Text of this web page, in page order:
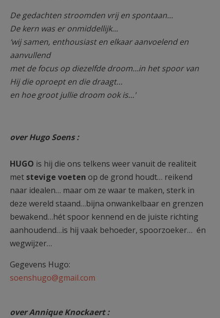
De gedachten stroomden vrij en spontaan…
De kern was er onmiddellijk…
‘wij samen, enthousiast en elkaar aanvoelend en
aanvullend
met de focus op diezelfde droom…in het spoor van
Hij die oproept en die draagt…
en hoe groot jullie droom ook is…'
over Hugo Soens :
HUGO is hij die ons telkens weer vanuit de realiteit
met stevige voeten op de grond houdt… reikend
naar idealen… maar om ze waar te maken, sterk in
deze wereld staand…bijna onwankelbaar en grenzen
bewakend…hét spoor kennend en de juiste richting
aanhoudend…is hij vaak behoeder, spoorzoeker… én
wegwijzer…
Gegevens Hugo:
soenshugo@gmail.com
over Annique Knockaert :